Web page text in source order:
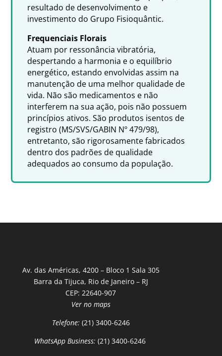
resultado de desenvolvimento e
investimento do Grupo Fisioquântic.
Frequenciais Florais
Atuam por ressonância vibratória,
despertando a harmonia e o equilíbrio
energético, estando envolvidas assim na
manutenção de uma melhor qualidade de
vida. Não são medicamentos e não
interferem na sua ação, pois não possuem
princípios ativos. São produtos isentos de
registro (MS/SVS/GABIN Nº 479/98),
entretanto, são rigorosamente fabricados
dentro dos padrões de qualidade
adequados ao consumo da população.
Av. das Américas, 4200 – Bloco 1 Sala 305
Barra da Tijuca, Rio de Janeiro – RJ
CEP: 22640-907
Ver no maps
Telefone: (21) 3400-6246
WhatsApp Business: (21) 3400-6246